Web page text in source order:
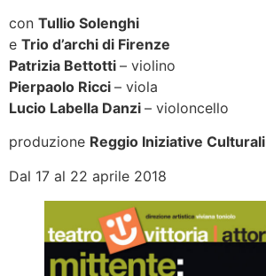
con Tullio Solenghi
e Trio d’archi di Firenze
Patrizia Bettotti – violino
Pierpaolo Ricci – viola
Lucio Labella Danzi – violoncello
produzione Reggio Iniziative Culturali
Dal 17 al 22 aprile 2018